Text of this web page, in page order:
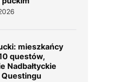
mieszkańcy
questów,
Nadbałtyckie